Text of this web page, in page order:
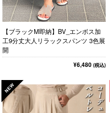
【ブラックM即納】BV_エンボス加
工9分丈大人リラックスパンツ 3色展
開
¥6,480 (税込)